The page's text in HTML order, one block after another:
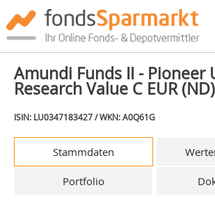
Amundi Funds II - Pioneer
Research Value C EUR (ND)
ISIN: LU0347183427 / WKN: A0Q61G
Stammdaten
Portfolio